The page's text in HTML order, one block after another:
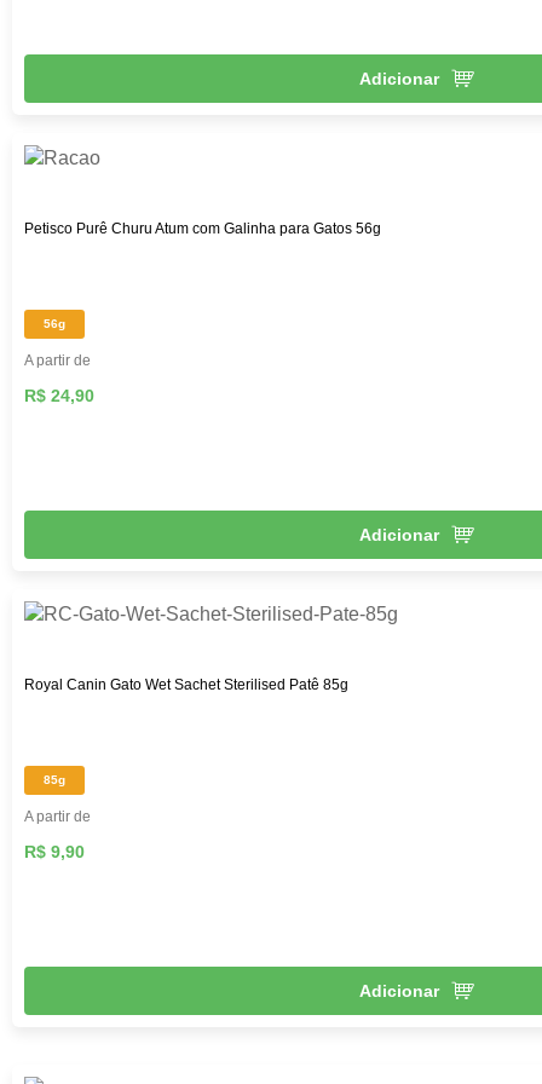
Adicionar
Petisco Purê Churu Atum com Galinha para Gatos 56g
56g
A partir de
R$ 24,90
Adicionar
Royal Canin Gato Wet Sachet Sterilised Patê 85g
85g
A partir de
R$ 9,90
Adicionar